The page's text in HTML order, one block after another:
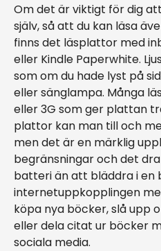
Om det är viktigt för dig
själv, så att du kan läsa
finns det läsplattor med
eller Kindle Paperwhite.
som om du hade lyst på
eller sänglampa. Många
eller 3G som ger plattan
plattor kan man till och
men det är en märklig
begränsningar och det
batteri än att bläddra i en
internetuppkopplingen
köpa nya böcker, slå upp
eller dela citat ur böcker
sociala media.